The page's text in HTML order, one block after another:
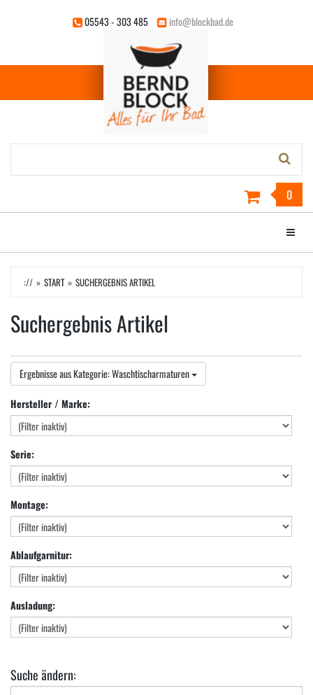
05543 - 303 485 info@blockbad.de
0
Menü
:// START SUCHERGEBNIS ARTIKEL
Suchergebnis Artikel
Ergebnisse aus Kategorie: Waschtischarmaturen
Hersteller / Marke:
Serie:
Montage:
Ablaufgarnitur:
Ausladung:
Suche ändern: